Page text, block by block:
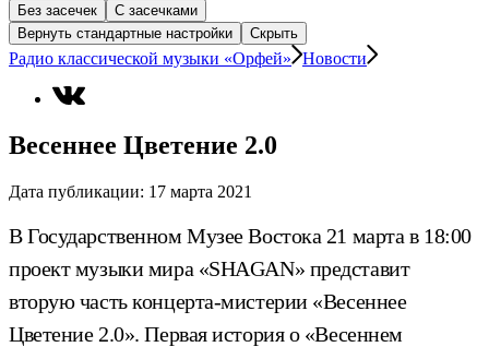
Без засечек
С засечками
Вернуть стандартные настройки
Скрыть
Радио классической музыки «Орфей» Новости
Весеннее Цветение 2.0
Дата публикации: 17 марта 2021
В Государственном Музее Востока 21 марта в 18:00
проект музыки мира «SHAGAN» представит
вторую часть концерта-мистерии «Весеннее
Цветение 2.0». Первая история о «Весеннем